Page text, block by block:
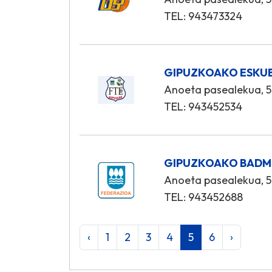
TEL: 943473324
GIPUZKOAKO
Anoeta pasealekua, 5
TEL: 943452534
GIPUZKOAKO
Anoeta pasealekua, 5
TEL: 943452688
‹ 1 2 3 4 5 6 ›